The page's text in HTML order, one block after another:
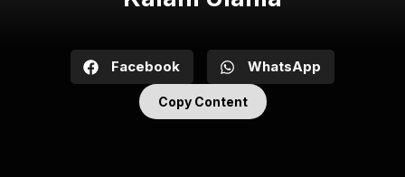
Facebook WhatsApp
Copy Content